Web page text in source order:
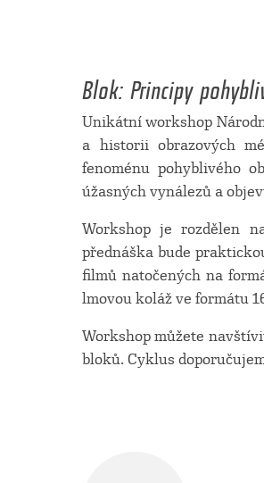
Blok: Principy
Unikátní workshop
a historii obrazových
fenoménu pohyblivého
úžasných vynálezů a
Workshop je rozdělen
přednáška bude
filmů natočených na
lmovou koláž ve formátu
Workshop můžete
bloků. Cyklus